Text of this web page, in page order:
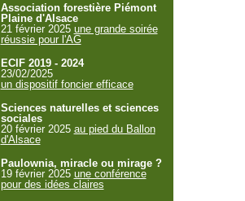
Association forestière Piémont
Plaine d'Alsace
21 février 2025 une grande soirée
réussie pour l'AG
ECIF 2019 - 2024
23/02/2025
un dispositif foncier efficace
Sciences naturelles et sciences
sociales
20 février 2025 au pied du Ballon
d'Alsace
Paulownia, miracle ou mirage ?
19 février 2025 une conférence
pour des idées claires